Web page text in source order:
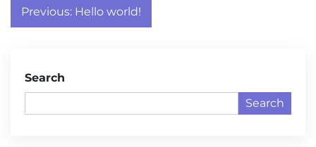
Post
navigation
Previous: Hello world!
Search
Search